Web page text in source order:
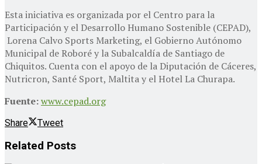
Esta iniciativa es organizada por el Centro para la
Participación y el Desarrollo Humano Sostenible (CEPAD),
Lorena Calvo Sports Marketing, el Gobierno Autónomo
Municipal de Roboré y la Subalcaldía de Santiago de
Chiquitos. Cuenta con el apoyo de la Diputación de Cáceres,
Nutricron, Santé Sport, Maltita y el Hotel La Churapa.
Fuente:www.cepad.org
Share Tweet
Related Posts